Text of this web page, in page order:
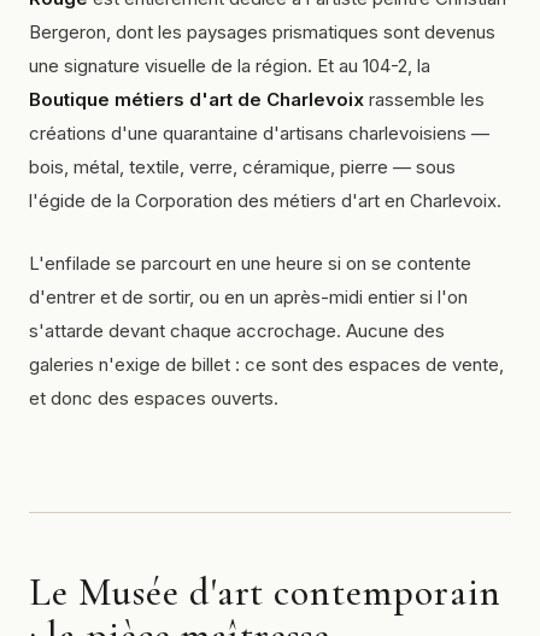
Bergeron, dont les paysages prismatiques sont devenus
une signature visuelle de la région. Et au 104-2, la
Boutique métiers d'art de Charlevoix rassemble les
créations d'une quarantaine d'artisans charlevoisiens —
bois, métal, textile, verre, céramique, pierre — sous
l'égide de la Corporation des métiers d'art en Charlevoix.
L'enfilade se parcourt en une heure si on se contente
d'entrer et de sortir, ou en un après-midi entier si l'on
s'attarde devant chaque accrochage. Aucune des
galeries n'exige de billet : ce sont des espaces de vente,
et donc des espaces ouverts.
Le Musée d'art contemporain